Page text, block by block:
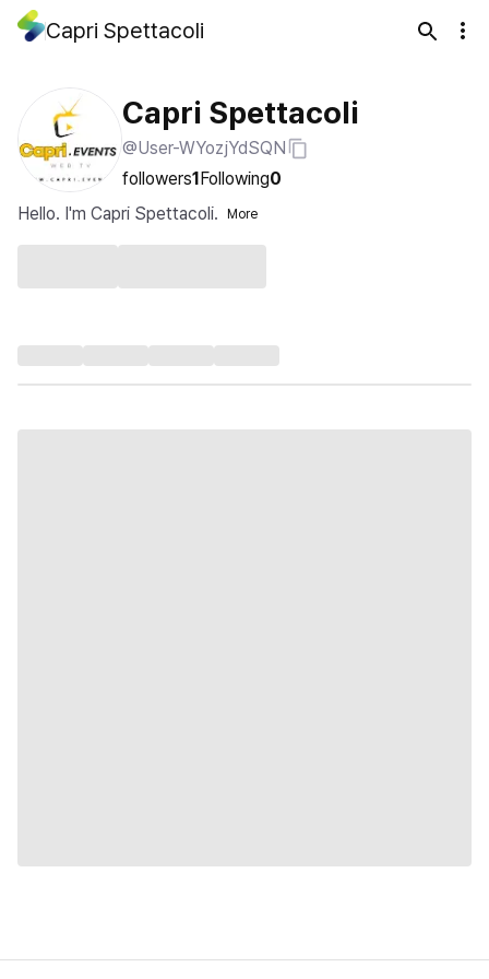
Capri Spettacoli
Capri Spettacoli
@User-WYozjYdSQN
followers1Following0
Hello. I'm Capri Spettacoli.
More